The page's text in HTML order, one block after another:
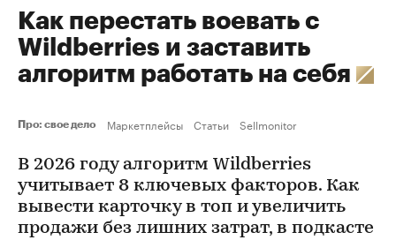
Как перестать воевать с
Wildberries и заставить
алгоритм работать на себя
Про: свое дело Маркетплейсы Статьи Sellmonitor
В 2026 году алгоритм Wildberries
учитывает 8 ключевых факторов. Как
вывести карточку в топ и увеличить
продажи без лишних затрат, в подкасте